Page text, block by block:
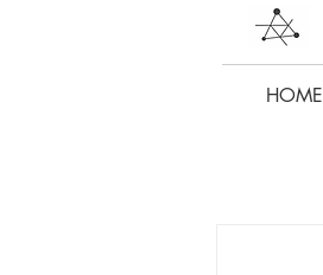
HOME